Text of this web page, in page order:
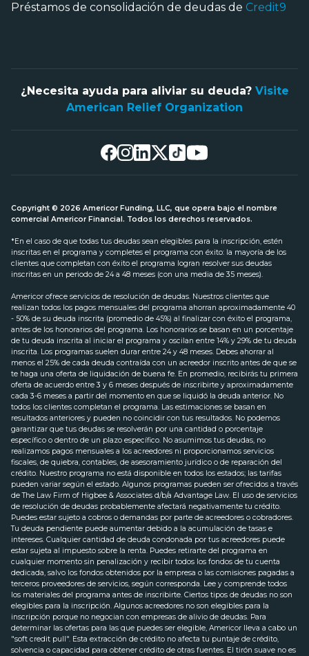
Préstamos de consolidación de deudas de Credit9
¿Necesita ayuda para aliviar su deuda? Visite
American Relief Organization
Copyright © 2026 Americor Funding, LLC, que opera bajo el nombre
comercial Americor Financial. Todos los derechos reservados.
*En el caso de que todas tus deudas sean elegibles para la inscripción, estén
inscritas en el programa y completes el programa con éxito: la mayoría de los
clientes que completan con éxito el programa logran resolver sus deudas
inscritas en un periodo de 24 a 48 meses (con una media de 35 meses).
Americor ofrece servicios de resolución de deudas. Nuestros clientes que
realizan todos los pagos mensuales del programa ahorran aproximadamente 40
- 50% de su deuda inscrita (promedio de 45%) al finalizar con éxito el programa,
antes de los honorarios del programa. Los honorarios se basan en un porcentaje
de tu deuda inscrita al iniciar el programa y oscilan entre 14% y 29% de tu deuda
inscrita. Los programas suelen durar entre 24 y 48 meses. Debes ahorrar al
menos el 25% de cada deuda contraída con un acreedor inscrito antes de que se
te haga una oferta de liquidación de buena fe. En promedio, recibirás tu primera
oferta de acuerdo entre 3 y 6 meses después de inscribirte y aproximadamente
cada 3-6 meses a partir del momento en que se liquidó la deuda anterior. No
todos los clientes completan el programa. Las estimaciones se basan en
resultados anteriores y pueden no coincidir con tus resultados. No podemos
garantizar que tus deudas se resolverán por una cantidad o porcentaje
específico o dentro de un plazo específico. No asumimos tus deudas, no
realizamos pagos mensuales a los acreedores ni proporcionamos servicios
fiscales, de quiebra, contables, de asesoramiento jurídico o de reparación del
crédito. Nuestro programa no está disponible en todos los estados; las tarifas
pueden variar según el estado. Algunos programas pueden ser ofrecidos a través
de The Law Firm of Higbee & Associates d/b/a Advantage Law. El uso de servicios
de resolución de deudas probablemente afectará negativamente tu crédito.
Puedes estar sujeto a cobros o demandas por parte de acreedores o cobradores.
Tu deuda pendiente puede aumentar debido a la acumulación de tasas e
intereses. Cualquier cantidad de deuda condonada por tus acreedores puede
estar sujeta al impuesto sobre la renta. Puedes retirarte del programa en
cualquier momento sin penalización y recibir todos los fondos de tu cuenta
dedicada, salvo los fondos obtenidos por la empresa o las comisiones pagadas a
terceros proveedores de servicios, según corresponda. Lee y comprende todos
los materiales del programa antes de inscribirte. Ciertos tipos de deudas no son
elegibles para la inscripción. Algunos acreedores no son elegibles para la
inscripción porque no negocian con empresas de alivio de deudas. Para
determinar las ofertas para las que puedes ser elegible, Americor lleva a cabo un
"soft credit pull". Esta extracción de crédito no afecta tu puntaje de crédito,
solvencia o capacidad para obtener crédito de otras fuentes. El tirón suave no es